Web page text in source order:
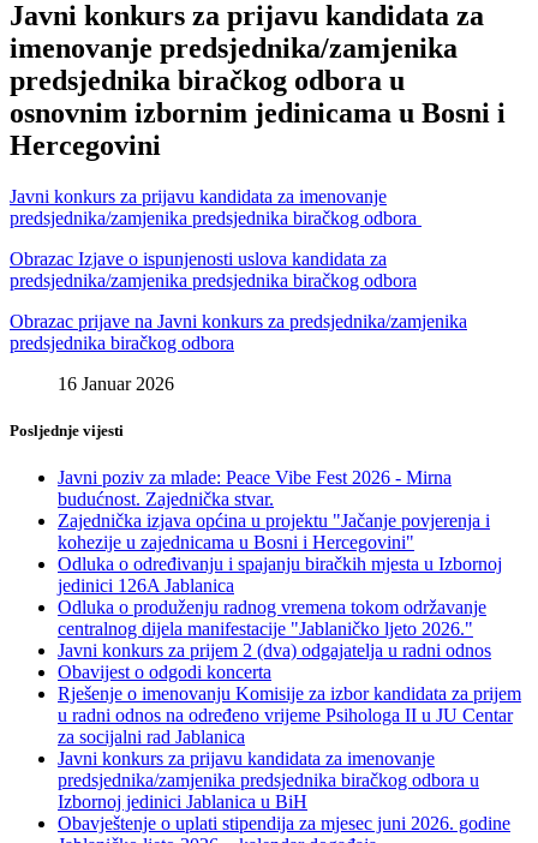
Javni konkurs za prijavu kandidata za
imenovanje predsjednika/zamjenika
predsjednika biračkog odbora u
osnovnim izbornim jedinicama u Bosni i
Hercegovini
Javni konkurs za prijavu kandidata za imenovanje
predsjednika/zamjenika predsjednika biračkog odbora
Obrazac Izjave o ispunjenosti uslova kandidata za
predsjednika/zamjenika predsjednika biračkog odbora
Obrazac prijave na Javni konkurs za predsjednika/zamjenika
predsjednika biračkog odbora
16 Januar 2026
Posljednje vijesti
Javni poziv za mlade: Peace Vibe Fest 2026 - Mirna
budućnost. Zajednička stvar.
Zajednička izjava općina u projektu "Jačanje povjerenja i
kohezije u zajednicama u Bosni i Hercegovini"
Odluka o određivanju i spajanju biračkih mjesta u Izbornoj
jedinici 126A Jablanica
Odluka o produženju radnog vremena tokom održavanje
centralnog dijela manifestacije "Jablaničko ljeto 2026."
Javni konkurs za prijem 2 (dva) odgajatelja u radni odnos
Obavijest o odgodi koncerta
Rješenje o imenovanju Komisije za izbor kandidata za prijem
u radni odnos na određeno vrijeme Psihologa II u JU Centar
za socijalni rad Jablanica
Javni konkurs za prijavu kandidata za imenovanje
predsjednika/zamjenika predsjednika biračkog odbora u
Izbornoj jedinici Jablanica u BiH
Obavještenje o uplati stipendija za mjesec juni 2026. godine